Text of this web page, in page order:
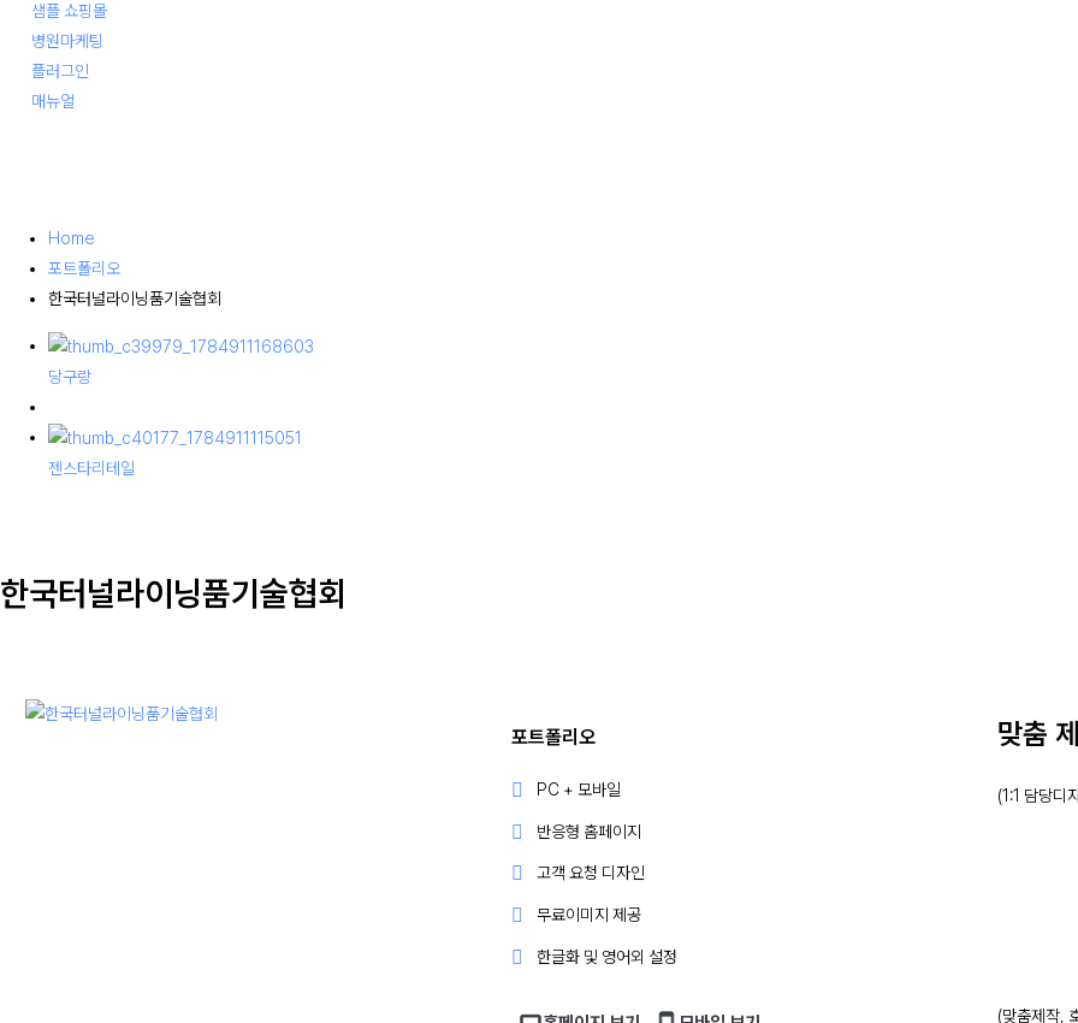
샘플 쇼핑몰
병원마케팅
플러그인
매뉴얼
Home
포트폴리오
한국터널라이닝품기술협회
당구랑
젠스타리테일
한국터널라이닝품기술협회
포트폴리오
PC + 모바일
반응형 홈페이지
고객 요청 디자인
무료이미지 제공
한글화 및 영어외 설정
맞춤
(1:1 담당디
(맞춤제작,